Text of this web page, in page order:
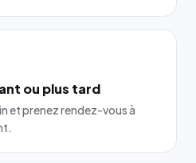
ou plus tard
et prenez rendez-vous à